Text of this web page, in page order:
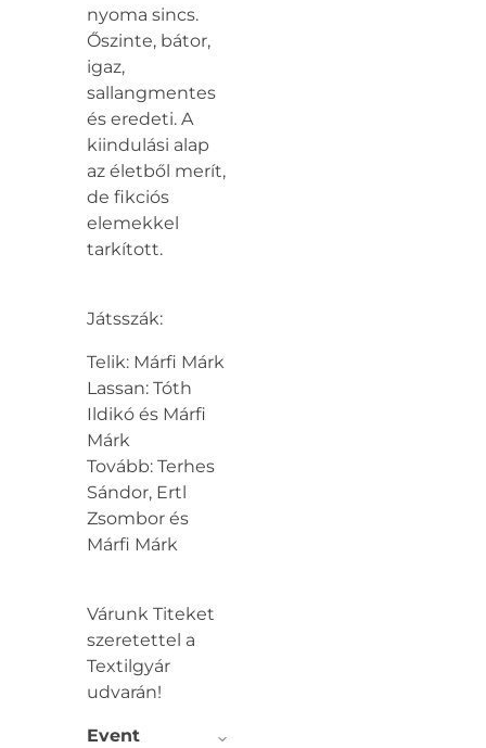
nyoma sincs.
Őszinte, bátor,
igaz,
sallangmentes
és eredeti. A
kiindulási alap
az életből merít,
de fikciós
elemekkel
tarkított.
Játsszák:
Telik: Márfi Márk
Lassan: Tóth
Ildikó és Márfi
Márk
Tovább: Terhes
Sándor, Ertl
Zsombor és
Márfi Márk
Várunk Titeket
szeretettel a
Textilgyár
udvarán!
Event